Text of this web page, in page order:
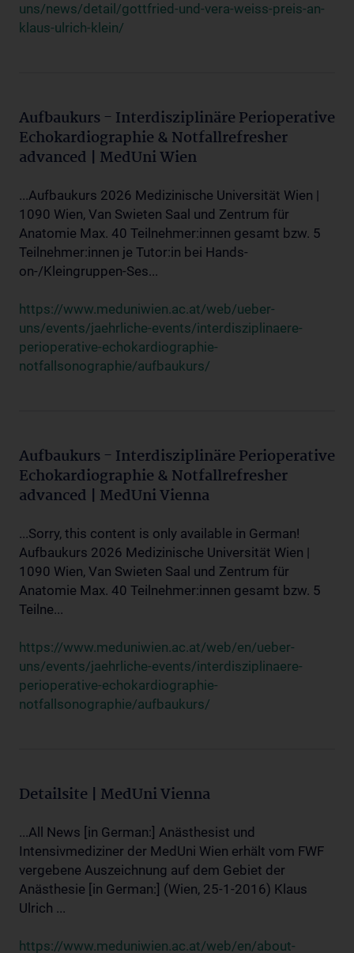
uns/news/detail/gottfried-und-vera-weiss-preis-an-
klaus-ulrich-klein/
Aufbaukurs - Interdisziplinäre Perioperative
Echokardiographie & Notfallrefresher
advanced | MedUni Wien
...Aufbaukurs 2026 Medizinische Universität Wien |
1090 Wien, Van Swieten Saal und Zentrum für
Anatomie Max. 40 Teilnehmer:innen gesamt bzw. 5
Teilnehmer:innen je Tutor:in bei Hands-
on-/Kleingruppen-Ses...
https://www.meduniwien.ac.at/web/ueber-
uns/events/jaehrliche-events/interdisziplinaere-
perioperative-echokardiographie-
notfallsonographie/aufbaukurs/
Aufbaukurs - Interdisziplinäre Perioperative
Echokardiographie & Notfallrefresher
advanced | MedUni Vienna
...Sorry, this content is only available in German!
Aufbaukurs 2026 Medizinische Universität Wien |
1090 Wien, Van Swieten Saal und Zentrum für
Anatomie Max. 40 Teilnehmer:innen gesamt bzw. 5
Teilne...
https://www.meduniwien.ac.at/web/en/ueber-
uns/events/jaehrliche-events/interdisziplinaere-
perioperative-echokardiographie-
notfallsonographie/aufbaukurs/
Detailsite | MedUni Vienna
...All News [in German:] Anästhesist und
Intensivmediziner der MedUni Wien erhält vom FWF
vergebene Auszeichnung auf dem Gebiet der
Anästhesie [in German:] (Wien, 25-1-2016) Klaus
Ulrich ...
https://www.meduniwien.ac.at/web/en/about-